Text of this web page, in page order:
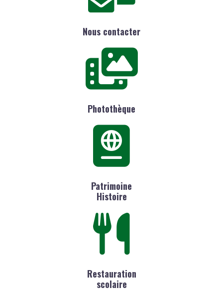
Nous contacter
Photothèque
Patrimoine
Histoire
Restauration
scolaire